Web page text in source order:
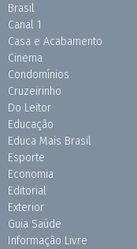
Brasil
Canal 1
Casa e Acabamento
Cinema
Condomínios
Cruzeirinho
Do Leitor
Educação
Educa Mais Brasil
Esporte
Economia
Editorial
Exterior
Guia Saúde
Informação Livre